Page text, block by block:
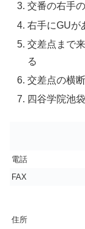
交番の右手
右手にGUが
交差点まで
る
交差点の横
四谷学院池
電話
FAX
住所